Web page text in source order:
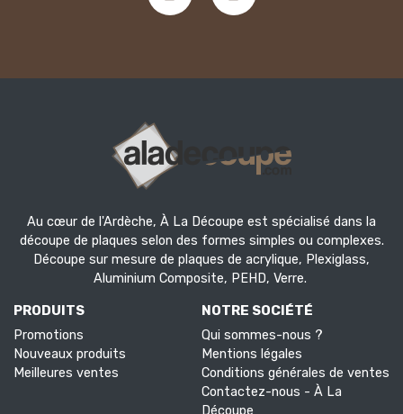
Au cœur de l'Ardèche, À La Découpe est spécialisé dans la
découpe de plaques selon des formes simples ou complexes.
Découpe sur mesure de plaques de acrylique, Plexiglass,
Aluminium Composite, PEHD, Verre.
PRODUITS
Promotions
Nouveaux produits
Meilleures ventes
NOTRE SOCIÉTÉ
Qui sommes-nous ?
Mentions légales
Conditions générales de ventes
Contactez-nous - À La
Découpe